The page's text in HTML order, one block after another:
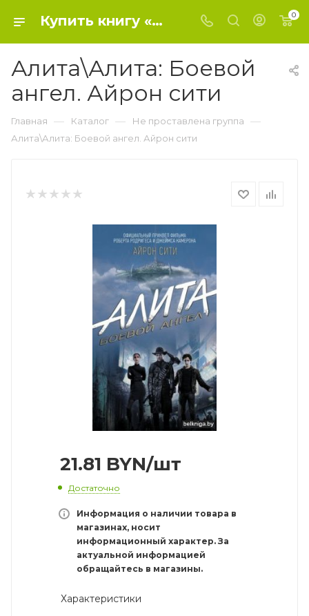
Купить книгу «Алита\Алита: Боевой ангел. Айрон сити» 2019, Кэдиган П. - Не проставлена группа 0
Алита\Алита: Боевой
ангел. Айрон сити
Главная — Каталог — Не проставлена группа —
Алита\Алита: Боевой ангел. Айрон сити
21.81 BYN/шт
Достаточно
Информация о наличии товара в
магазинах, носит
информационный характер. За
актуальной информацией
обращайтесь в магазины.
Характеристики